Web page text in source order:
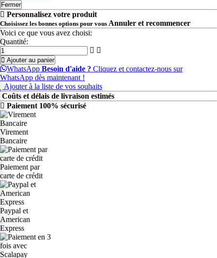
Fermer
Personnalisez votre produit
Choisissez les bonnes options pour vous Annuler et recommencer
Voici ce que vous avez choisi:
Quantité:
Ajouter au panier
WhatsApp Besoin d'aide ? Cliquez et contactez-nous sur
WhatsApp dès maintenant !
Ajouter à la liste de vos souhaits
Coûts et délais de livraison estimés
Paiement 100% sécurisé
Virement
Bancaire
Paiement par
carte de crédit
Paypal et
American
Express